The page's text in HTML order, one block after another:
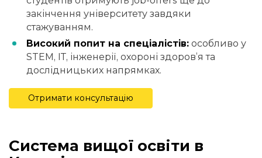
закінчення університету завдяки
стажуванням.
Високий попит на спеціалістів: особливо у
STEM, ІТ, інженерії, охороні здоров’я та
дослідницьких напрямках.
Отримати консультацію
Система вищої освіти в